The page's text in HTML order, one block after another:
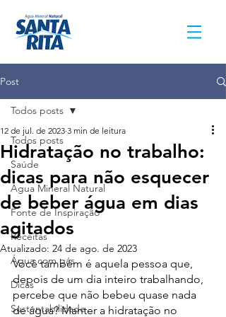
Post
Todos posts
Saúde
Água Mineral Natural
Fonte de Inspiração
Receitas
Água com gás
Dicas
Sustentabilidade
Todos posts
Hidratação no trabalho:
dicas para não esquecer
de beber água em dias
agitados
12 de jul. de 2023 3 min de leitura
Atualizado: 24 de ago. de 2023
Você também é aquela pessoa que,
depois de um dia inteiro trabalhando,
percebe que não bebeu quase nada
de água? Manter a hidratação no